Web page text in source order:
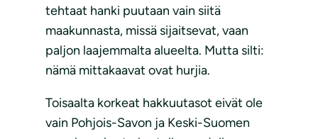
tehtaat hanki puutaan vain siitä
maakunnasta, missä sijaitsevat, vaan
paljon laajemmalta alueelta. Mutta silti:
nämä mittakaavat ovat hurjia.
Toisaalta korkeat hakkuutasot eivät ole
vain Pohjois-Savon ja Keski-Suomen